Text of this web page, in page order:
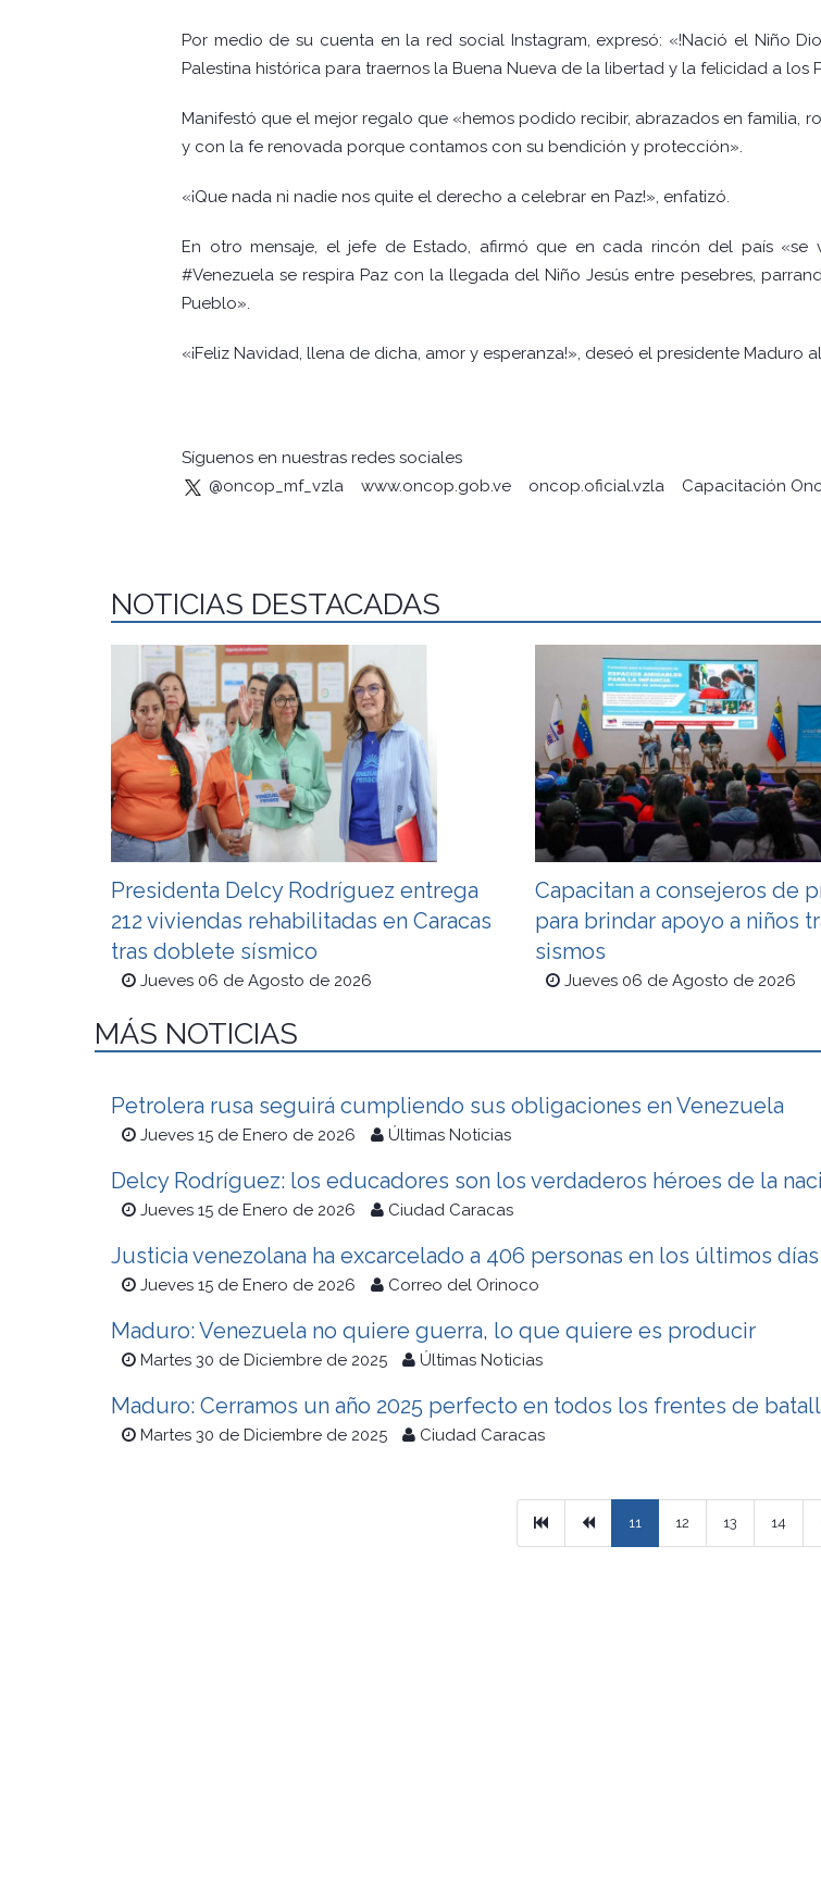
Por medio de su cuenta en la red social Instagram, expresó: «!Nació el Niño
Palestina histórica para traernos la Buena Nueva de la libertad y la felicidad a los
Manifestó que el mejor regalo que «hemos podido recibir, abrazados en familia,
y con la fe renovada porque contamos con su bendición y protección».
«¡Que nada ni nadie nos quite el derecho a celebrar en Paz!», enfatizó.
En otro mensaje, el jefe de Estado, afirmó que en cada rincón del país
#Venezuela se respira Paz con la llegada del Niño Jesús entre pesebres,
Pueblo».
«¡Feliz Navidad, llena de dicha, amor y esperanza!», deseó el presidente Maduro
Síguenos en nuestras redes sociales
@oncop_mf_vzla
www.oncop.gob.ve oncop.oficial.vzla Capacitación
NOTICIAS DESTACADAS
Presidenta Delcy Rodríguez entrega
212 viviendas rehabilitadas en Caracas
tras doblete sísmico
Jueves 06 de Agosto de 2026
Capacitan a consejeros de
para brindar apoyo a niños
sismos
Jueves 06 de Agosto de 2026
MÁS NOTICIAS
Petrolera rusa seguirá cumpliendo sus obligaciones en Venezuela
Jueves 15 de Enero de 2026 Últimas Noticias
Delcy Rodríguez: los educadores son los verdaderos héroes de la
Jueves 15 de Enero de 2026 Ciudad Caracas
Justicia venezolana ha excarcelado a 406 personas en los últimos días
Jueves 15 de Enero de 2026 Correo del Orinoco
Maduro: Venezuela no quiere guerra, lo que quiere es producir
Martes 30 de Diciembre de 2025 Últimas Noticias
Maduro: Cerramos un año 2025 perfecto en todos los frentes de
Martes 30 de Diciembre de 2025 Ciudad Caracas
PrimeraPrevious
11 12 13 14